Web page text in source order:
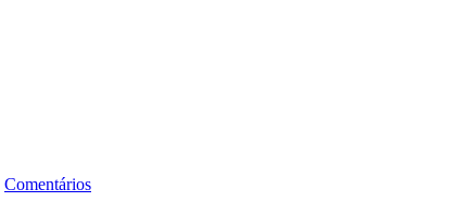
Comentários